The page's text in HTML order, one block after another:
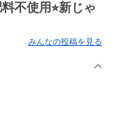
不使用⭐︎新じゃ
みんなの投稿を見る